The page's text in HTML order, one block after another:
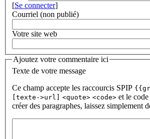
[Se connecter]
Courriel (non publié)
Votre site web
Ajoutez votre commentaire ici
Texte de votre message
Ce champ accepte les raccourcis SPIP
[texte->url]
<quote> <code> et le
créer des paragraphes, laissez simplement